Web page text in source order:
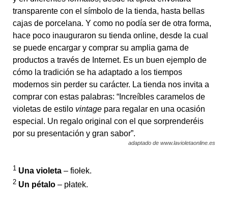
transparente con el símbolo de la tienda, hasta bellas
cajas de porcelana. Y como no podía ser de otra forma,
hace poco inauguraron su tienda online, desde la cual
se puede encargar y comprar su amplia gama de
productos a través de Internet. Es un buen ejemplo de
cómo la tradición se ha adaptado a los tiempos
modernos sin perder su carácter. La tienda nos invita a
comprar con estas palabras: “Increíbles caramelos de
violetas de estilo vintage para regalar en una ocasión
especial. Un regalo original con el que sorprenderéis
por su presentación y gran sabor”.
adaptado de www.lavioletaonline.es
1 Una violeta – fiołek.
2 Un pétalo – płatek.